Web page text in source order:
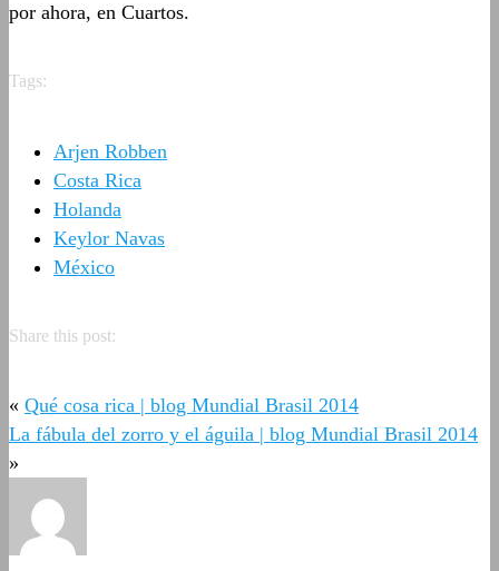
por ahora, en Cuartos.
Tags:
Arjen Robben
Costa Rica
Holanda
Keylor Navas
México
Share this post:
« Qué cosa rica | blog Mundial Brasil 2014
La fábula del zorro y el águila | blog Mundial Brasil 2014
»